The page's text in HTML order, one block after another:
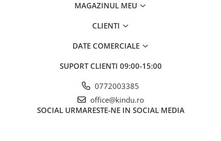
MAGAZINUL MEU
CLIENTI
DATE COMERCIALE
SUPORT CLIENTI 09:00-15:00
0772003385
office@kindu.ro
SOCIAL URMARESTE-NE IN SOCIAL MEDIA